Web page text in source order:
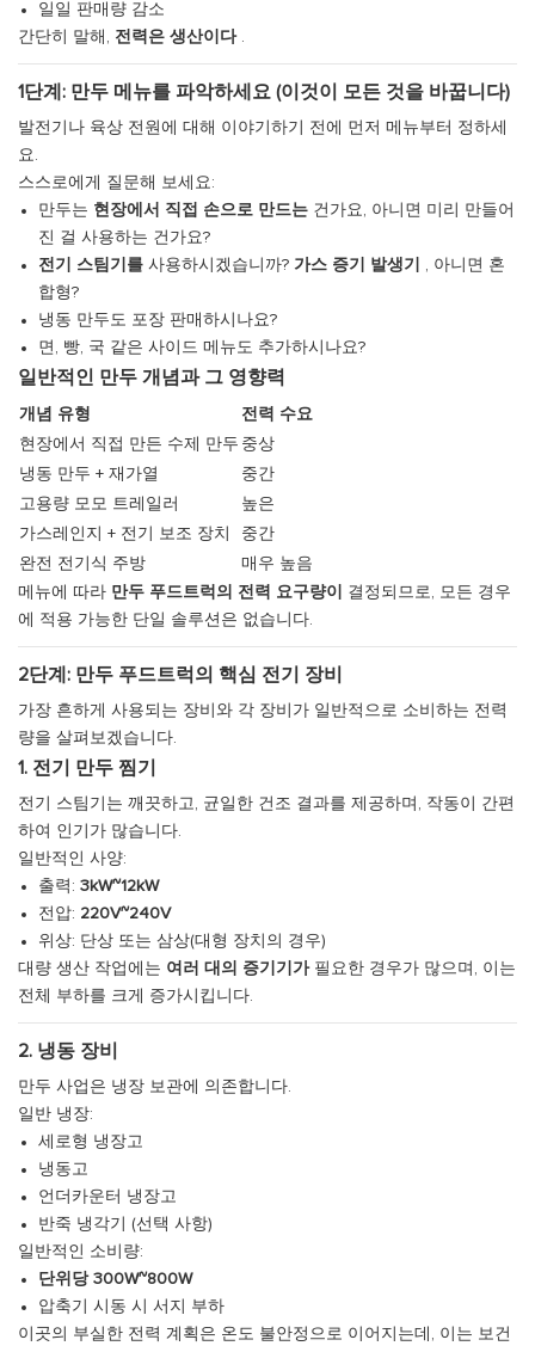
일일 판매량 감소
간단히 말해, 전력은 생산이다.
1단계: 만두 메뉴를 파악하세요 (이것이 모든 것을 바꿉니다)
발전기나 육상 전원에 대해 이야기하기 전에 먼저 메뉴부터 정하세
요.
스스로에게 질문해 보세요:
만두는 현장에서 직접 손으로 만드는건가요, 아니면 미리 만들어
진 걸 사용하는 건가요?
전기 스팀기를사용하시겠습니까? 가스 증기 발생기
, 아니면 혼
합형?
냉동 만두도 포장 판매하시나요?
면, 빵, 국 같은 사이드 메뉴도 추가하시나요?
일반적인 만두 개념과 그 영향력
개념 유형
전력 수요
현장에서 직접 만든 수제 만두 중상
냉동 만두 + 재가열
중간
고용량 모모 트레일러
높은
가스레인지 + 전기 보조 장치
중간
완전 전기식 주방
매우 높음
메뉴에 따라 만두 푸드트럭의 전력 요구량이
결정되므로, 모든 경우
에 적용 가능한 단일 솔루션은 없습니다.
2단계: 만두 푸드트럭의 핵심 전기 장비
가장 흔하게 사용되는 장비와 각 장비가 일반적으로 소비하는 전력
량을 살펴보겠습니다.
1. 전기 만두 찜기
전기 스팀기는 깨끗하고, 균일한 건조 결과를 제공하며, 작동이 간편
하여 인기가 많습니다.
일반적인 사양:
출력: 3kW~12kW
전압: 220V~240V
위상: 단상 또는 삼상(대형 장치의 경우)
대량 생산 작업에는 여러 대의 증기기가필요한 경우가 많으며, 이는
전체 부하를 크게 증가시킵니다.
2. 냉동 장비
만두 사업은 냉장 보관에 의존합니다.
일반 냉장:
세로형 냉장고
냉동고
언더카운터 냉장고
반죽 냉각기 (선택 사항)
일반적인 소비량:
단위당 300W~800W
압축기 시동 시 서지 부하
이곳의 부실한 전력 계획은 온도 불안정으로 이어지는데, 이는 보건